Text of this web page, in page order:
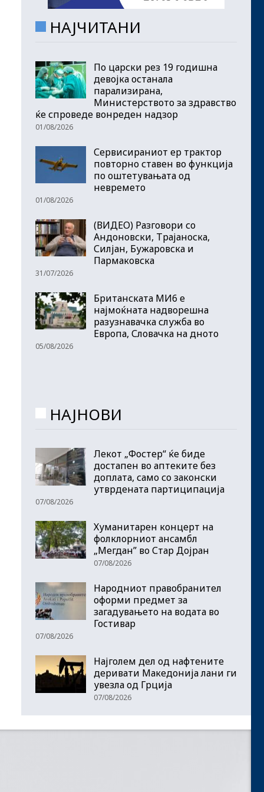
НАЈЧИТАНИ
По царски рез 19 годишна
девојка останала
парализирана,
Министерството за здравство
ќе спроведе вонреден надзор
01/08/2026
Сервисираниот ер трактор
повторно ставен во функција
по оштетувањата од
невремето
01/08/2026
(ВИДЕО) Разговори со
Андоновски, Трајаноска,
Силјан, Бужаровска и
Пармаковска
31/07/2026
Британската МИ6 е
најмоќната надворешна
разузнавачка служба во
Европа, Словачка на дното
05/08/2026
НАЈНОВИ
Лекот „Фостер“ ќе биде
достапен во аптеките без
доплата, само со законски
утврдената партиципација
07/08/2026
Хуманитарен концерт на
фолклорниот ансамбл
„Мегдан” во Стар Дојран
07/08/2026
Народниот правобранител
оформи предмет за
загадувањето на водата во
Гостивар
07/08/2026
Најголем дел од нафтените
деривати Македонија лани ги
увезла од Грција
07/08/2026